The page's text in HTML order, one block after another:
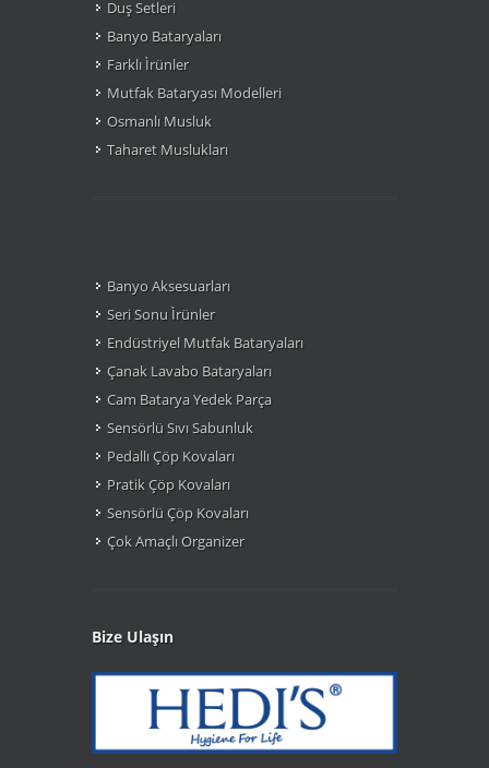
Duş Setleri
Banyo Bataryaları
Farklı Ìrünler
Mutfak Bataryası Modelleri
Osmanlı Musluk
Taharet Muslukları
Banyo Aksesuarları
Seri Sonu Ìrünler
Endüstriyel Mutfak Bataryaları
Çanak Lavabo Bataryaları
Cam Batarya Yedek Parça
Sensörlü Sıvı Sabunluk
Pedallı Çöp Kovaları
Pratik Çöp Kovaları
Sensörlü Çöp Kovaları
Çok Amaçlı Organizer
Bize Ulaşın